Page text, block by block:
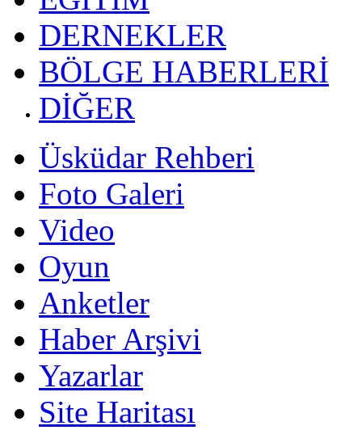
DERNEKLER
BÖLGE HABERLERİ
DİĞER
Üsküdar Rehberi
Foto Galeri
Video
Oyun
Anketler
Haber Arşivi
Yazarlar
Site Haritası